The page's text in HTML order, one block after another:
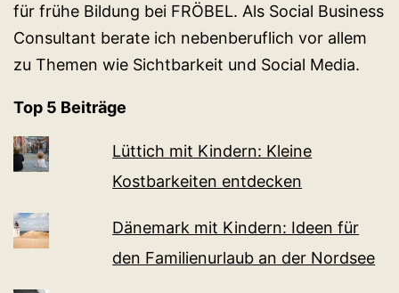
für frühe Bildung bei FRÖBEL. Als Social Business
Consultant berate ich nebenberuflich vor allem
zu Themen wie Sichtbarkeit und Social Media.
Top 5 Beiträge
Lüttich mit Kindern: Kleine
Kostbarkeiten entdecken
Dänemark mit Kindern: Ideen für
den Familienurlaub an der Nordsee